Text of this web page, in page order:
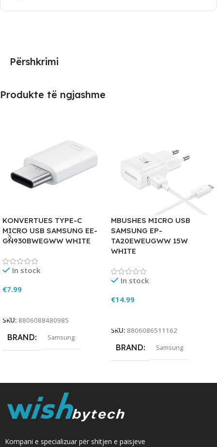
Përshkrimi
Produkte të ngjashme
KONVERTUES TYPE-C
MICRO USB SAMSUNG EE-
GN930BWEGWW WHITE
In stock
€7.99
SKU: 8806088480985
BRAND Samsung
MBUSHES MICRO USB
SAMSUNG EP-
TA20EWEUGWW 15W
WHITE
In stock
€14.99
SKU: 8806086511162
BRAND Samsung
Kompani e specializuar për shitjen e paisjeve